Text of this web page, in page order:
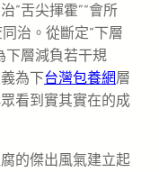
“舌尖揮霍”“會所
治。從斷定“下層
下層減負若干規
為下台灣包養網層
看到實其實在的成
的傑出風氣建立起